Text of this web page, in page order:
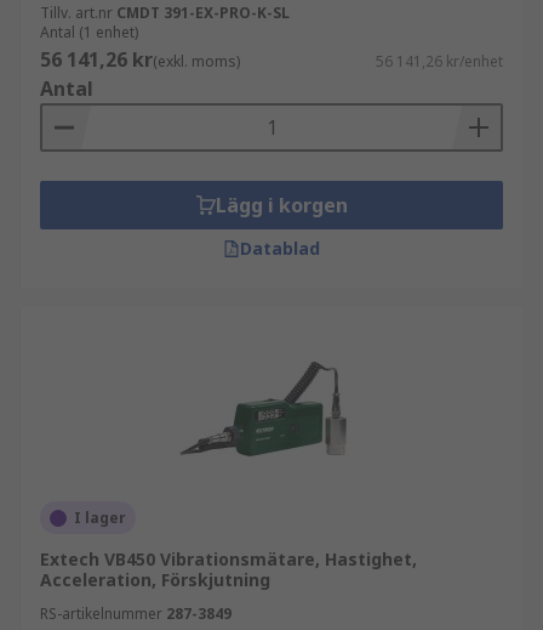
Tillv. art.nr CMDT 391-EX-PRO-K-SL
Antal (1 enhet)
56 141,26 kr(exkl. moms) 56 141,26 kr/enhet
Antal
Lägg i korgen
Datablad
I lager
Extech VB450 Vibrationsmätare, Hastighet,
Acceleration, Förskjutning
RS-artikelnummer 287-3849